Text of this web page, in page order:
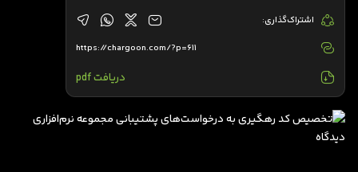
اشتراک‌گذاری:
https://chargoon.com/?p=611
دریافت pdf